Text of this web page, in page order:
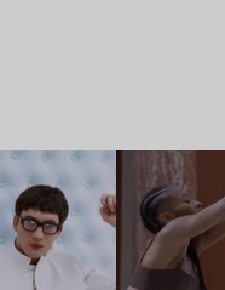
Lire l’article